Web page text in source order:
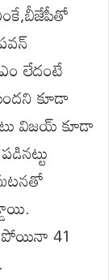
లేదంటే
కూడా
విజయ్ కూడా
41